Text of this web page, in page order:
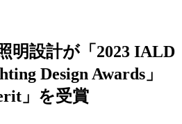
明設計が「2023 IALD
Design Awards」
」を受賞